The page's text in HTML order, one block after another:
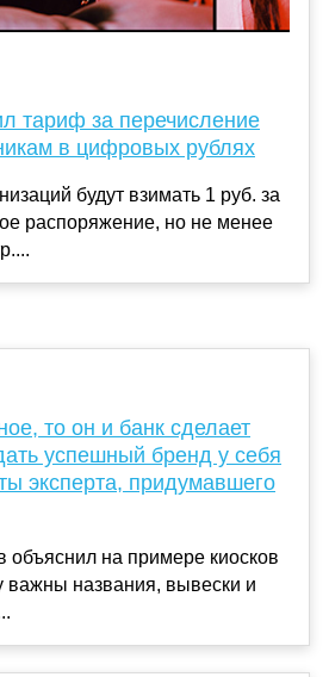
тариф за перечисление
в цифровых рублях
будут взимать 1 руб. за
распоряжение, но не менее
то он и банк сделает
успешный бренд у себя
эксперта, придумавшего
объяснил на примере киосков
названия, вывески и